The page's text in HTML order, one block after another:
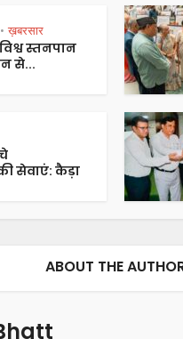
• ख़बरसार
स्तनपान
से...
सेवाएं: कैड़ा
ABOUT THE